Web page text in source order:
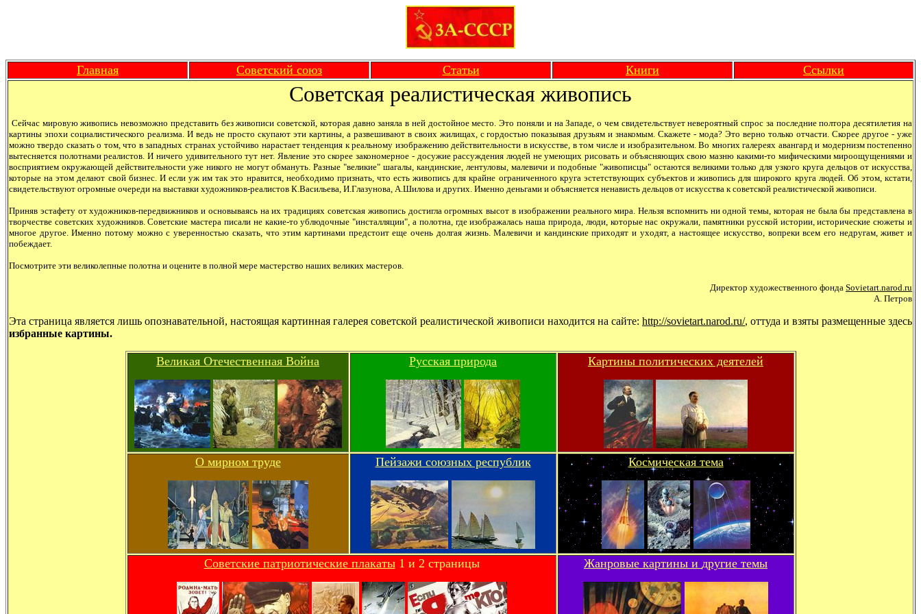
Главная Советский союз Статьи Книги Ссылки
Советская реалистическая живопись
Сейчас мировую живопись невозможно представить без живописи советской, которая давно заняла в ней достойное место. Это поняли и на Западе, о чем свидетельствует невероятный спрос за последние полтора десятилетия на
картины эпохи социалистического реализма. И ведь не просто скупают эти картины, а развешивают в своих жилищах, с гордостью показывая друзьям и знакомым. Скажете - мода? Это верно только отчасти. Скорее другое - уже
можно твердо сказать о том, что в западных странах устойчиво нарастает тенденция к реальному изображению действительности в искусстве, в том числе и изобразительном. Во многих галереях авангард и модернизм постепенно
вытесняется полотнами реалистов. И ничего удивительного тут нет. Явление это скорее закономерное - досужие рассуждения людей не умеющих рисовать и объясняющих свою мазню какими-то мифическими мироощущениями и
восприятием окружающей действительности уже никого не могут обмануть. Разные "великие" шагалы, кандинские, лентуловы, малевичи и подобные "живописцы" остаются великими только для узкого круга дельцов от искусства,
которые на этом делают свой бизнес. И если уж им так это нравится, необходимо признать, что есть живопись для крайне ограниченного круга эстетствующих субъектов и живопись для широкого круга людей. Об этом, кстати,
свидетельствуют огромные очереди на выставки художников-реалистов К.Васильева, И.Глазунова, А.Шилова и других. Именно деньгами и объясняется ненависть дельцов от искусства к советской реалистической живописи.
Приняв эстафету от художников-передвижников и основываясь на их традициях советская живопись достигла огромных высот в изображении реального мира. Нельзя вспомнить ни одной темы, которая не была бы представлена в
творчестве советских художников. Советские мастера писали не какие-то ублюдочные "инсталляции", а полотна, где изображалась наша природа, люди, которые нас окружали, памятники русской истории, исторические сюжеты и
многое другое. Именно потому можно с уверенностью сказать, что этим картинами предстоит еще очень долгая жизнь. Малевичи и кандинские приходят и уходят, а настоящее искусство, вопреки всем его недругам, живет и
побеждает.
Посмотрите эти великолепные полотна и оцените в полной мере мастерство наших великих мастеров.
Директор художественного фонда Sovietart.narod.ru
А. Петров
Эта страница является лишь опознавательной, настоящая картинная галерея советской реалистической живописи находится на сайте: http://sovietart.narod.ru/, оттуда и взяты размещенные здесь
избранные картины.
Великая Отечественная Война Русская природа Картины политических деятелей
О мирном труде Пейзажи союзных республик Космическая тема
Советские патриотические плакаты1 и 2 страницы Жанровые картины и другие темы